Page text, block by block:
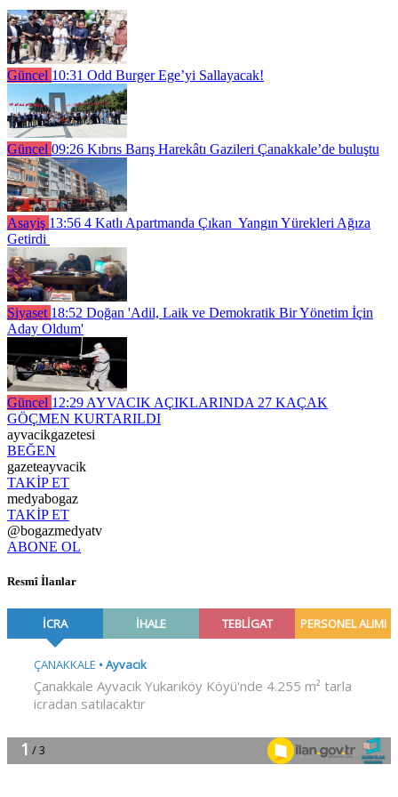
Güncel 10:31 Odd Burger Ege’yi Sallayacak!
Güncel 09:26 Kıbrıs Barış Harekâtı Gazileri Çanakkale’de buluştu
Asayiş 13:56 4 Katlı Apartmanda Çıkan Yangın Yürekleri Ağıza
Getirdi
Siyaset 18:52 Doğan 'Adil, Laik ve Demokratik Bir Yönetim İçin
Aday Oldum'
Güncel 12:29 AYVACIK AÇIKLARINDA 27 KAÇAK
GÖÇMEN KURTARILDI
ayvacikgazetesi
BEĞEN
gazeteayvacik
TAKİP ET
medyabogaz
TAKİP ET
@bogazmedyatv
ABONE OL
Resmî İlanlar